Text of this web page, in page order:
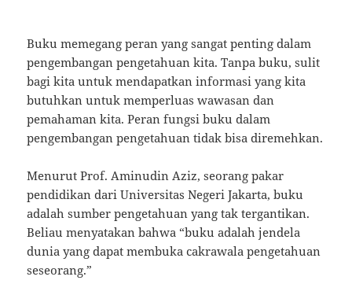
Buku memegang peran yang sangat penting dalam
pengembangan pengetahuan kita. Tanpa buku, sulit
bagi kita untuk mendapatkan informasi yang kita
butuhkan untuk memperluas wawasan dan
pemahaman kita. Peran fungsi buku dalam
pengembangan pengetahuan tidak bisa diremehkan.
Menurut Prof. Aminudin Aziz, seorang pakar
pendidikan dari Universitas Negeri Jakarta, buku
adalah sumber pengetahuan yang tak tergantikan.
Beliau menyatakan bahwa “buku adalah jendela
dunia yang dapat membuka cakrawala pengetahuan
seseorang.”